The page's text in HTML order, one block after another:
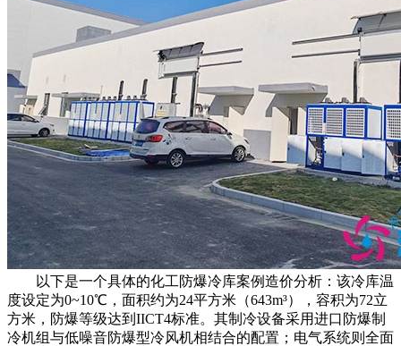
以下是一个具体的化工防爆冷库案例造价分析：该冷库温
度设定为0~10℃，面积约为24平方米（643m³），容积为72立
方米，防爆等级达到IICT4标准。其制冷设备采用进口防爆制
冷机组与低噪音防爆型冷风机相结合的配置；电气系统则全面